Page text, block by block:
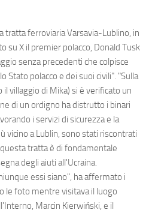
tratta ferroviaria Varsavia-Lublino, in
su X il premier polacco, Donald Tusk
senza precedenti che colpisce
Stato polacco e dei suoi civili". "Sulla
villaggio di Mika) si è verificato un
di un ordigno ha distrutto i binari
i servizi di sicurezza e la
vicino a Lublin, sono stati riscontrati
tratta è di fondamentale
degli aiuti all'Ucraina.
essi siano", ha affermato i
le foto mentre visitava il luogo
Marcin Kierwiński, e il